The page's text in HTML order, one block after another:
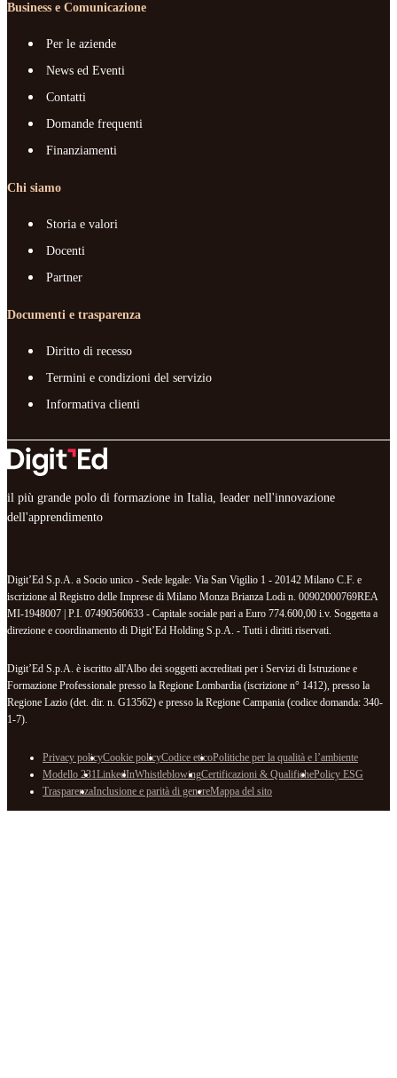
Business e Comunicazione
Per le aziende
News ed Eventi
Contatti
Domande frequenti
Finanziamenti
Chi siamo
Storia e valori
Docenti
Partner
Documenti e trasparenza
Diritto di recesso
Termini e condizioni del servizio
Informativa clienti
il più grande polo di formazione in Italia, leader nell'innovazione
dell'apprendimento
Digit’Ed S.p.A. a Socio unico - Sede legale: Via San Vigilio 1 - 20142 Milano C.F. e
iscrizione al Registro delle Imprese di Milano Monza Brianza Lodi n. 00902000769REA
MI-1948007 | P.I. 07490560633 - Capitale sociale pari a Euro 774.600,00 i.v. Soggetta a
direzione e coordinamento di Digit’Ed Holding S.p.A. - Tutti i diritti riservati.
Digit’Ed S.p.A. è iscritto all'Albo dei soggetti accreditati per i Servizi di Istruzione e
Formazione Professionale presso la Regione Lombardia (iscrizione n° 1412), presso la
Regione Lazio (det. dir. n. G13562) e presso la Regione Campania (codice domanda: 340-
1-7).
Privacy policyCookie policyCodice eticoPolitiche per la qualità e l’ambiente
Modello 231LinkedInWhistleblowingCertificazioni & QualifichePolicy ESG
TrasparenzaInclusione e parità di genereMappa del sito